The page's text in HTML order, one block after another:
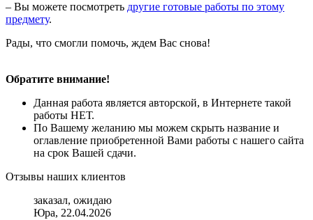
– Вы можете посмотреть другие готовые работы по этому
предмету.
Рады, что смогли помочь, ждем Вас снова!
Обратите внимание!
Данная работа является авторской, в Интернете такой
работы НЕТ.
По Вашему желанию мы можем скрыть название и
оглавление приобретенной Вами работы с нашего сайта
на срок Вашей сдачи.
Отзывы наших клиентов
заказал, ожидаю
Юра, 22.04.2026